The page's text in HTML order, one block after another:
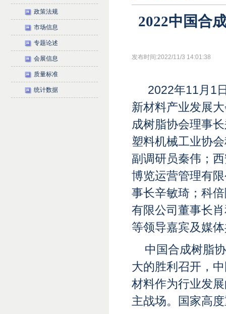
政策法规
市场信息
专题论述
会展信息
质量标准
统计数据
2022中国合
发布时间:2022/11/3 14:01:38
2022年11月1
新材料产业发展
成树脂协会理事
塑料机械工业协
副调研员秦伟；
博览运营管理有
事长辛敏琦；科
有限公司董事长
等领导嘉宾及媒
中国合成树脂
大的胜利召开，
材料作为行业发
主战场。国家高